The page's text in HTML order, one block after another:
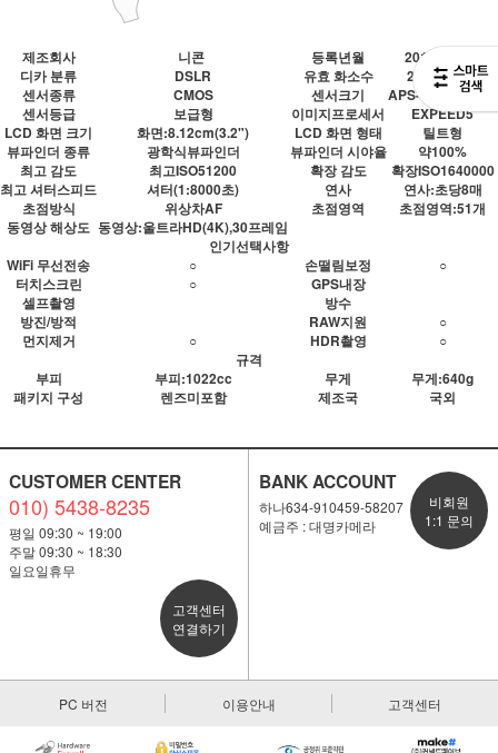
제조회사 니콘 등록년월
2017년 05월
디카 분류
DSLR 유효 화소수
2088만화소
센서종류
CMOS 센서크기
APS-C(1:1.5크롭)
센서등급
보급형 이미지프로세서
EXPEED5
LCD 화면 크기
화면:8.12cm(3.2") LCD 화면 형태
틸트형
뷰파인더 종류
광학식뷰파인더 뷰파인더 시야율
약100%
최고 감도
최고ISO51200 확장 감도
확장ISO1640000
최고 셔터스피드
셔터(1:8000초) 연사
연사:초당8매
초점방식
위상차AF 초점영역
초점영역:51개
동영상 해상도 동영상:울트라HD(4K),30프레임
인기선택사항
WiFi 무선전송
○ 손떨림보정
○
터치스크린
○
GPS내장
셀프촬영
방수
방진/방적
RAW지원
○
먼지제거
○ HDR촬영
○
규격
부피
부피:1022cc 무게
무게:640g
패키지 구성
렌즈미포함 제조국 국외
CUSTOMER CENTER
010) 5438-8235
평일 09:30 ~ 19:00
주말 09:30 ~ 18:30
일요일휴무
고객센터
연결하기
BANK ACCOUNT
하나634-910459-58207
예금주 : 대명카메라
비회원
1:1 문의
PC 버전 이용안내 고객센터